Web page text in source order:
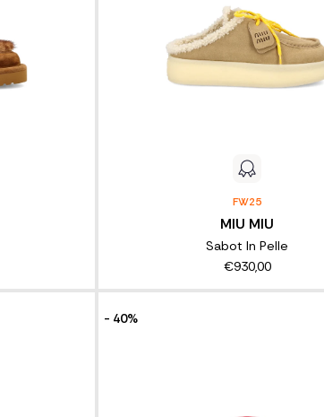
FW25
MIU MIU
Sabot In Pelle
€930,00
- 40%